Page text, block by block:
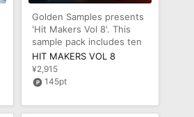
Golden Samples presents
'Hit Makers Vol 8'. This
sample pack includes ten
Construction Kits for prod
HIT MAKERS VOL 8
¥2,915
145pt